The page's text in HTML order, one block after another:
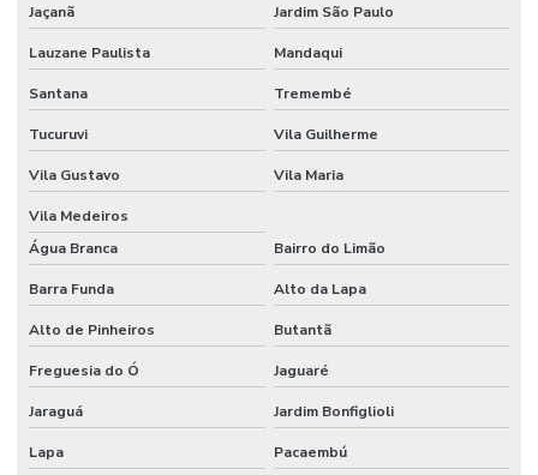
Etiquetas Adesivas Removíveis
Etiquetas Adesivas Resistentes Para Sacaria
Etiquetas Adesivas Sem Resíduo
Etiquetas Adesivas Térmicas Para Identificação
Etiquetas Autocolantes
Etiquetas Autocolantes Personalizadas
Etiquetas Bopp Adesiva
Etiquetas Bopp Adesiva Para Câmara Fria
Etiquetas Bopp Adesiva Para Congelados
Etiquetas Bopp Adesiva Para Identificação De Produtos
Etiquetas Bopp Para Laboratório
Jaçanã Jardim São Paulo
Lauzane Paulista Mandaqui
Santana Tremembé
Tucuruvi Vila Guilherme
Vila Gustavo Vila Maria
Vila Medeiros
Água Branca
Bairro do Limão
Barra Funda Alto da Lapa
Alto de Pinheiros Butantã
Freguesia do Ó Jaguaré
Jaraguá Jardim Bonfiglioli
Lapa Pacaembú